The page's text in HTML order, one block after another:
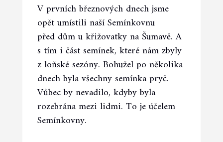
V prvních březnových dnech jsme
opět umístili naší Semínkovnu
před dům u křižovatky na Šumavě. A
s tím i část semínek, které nám zbyly
z loňské sezóny. Bohužel po několika
dnech byla všechny semínka pryč.
Vůbec by nevadilo, kdyby byla
rozebrána mezi lidmi. To je účelem
Semínkovny.